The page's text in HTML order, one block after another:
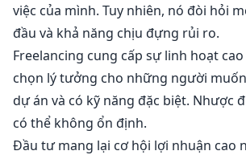
việc của mình. Tuy nhiên, nó đòi hỏi
đầu và khả năng chịu đựng rủi ro.
Freelancing cung cấp sự linh hoạt
chọn lý tưởng cho những người
dự án và có kỹ năng đặc biệt. Nhược
có thể không ổn định.
Đầu tư mang lại cơ hội lợi nhuận cao